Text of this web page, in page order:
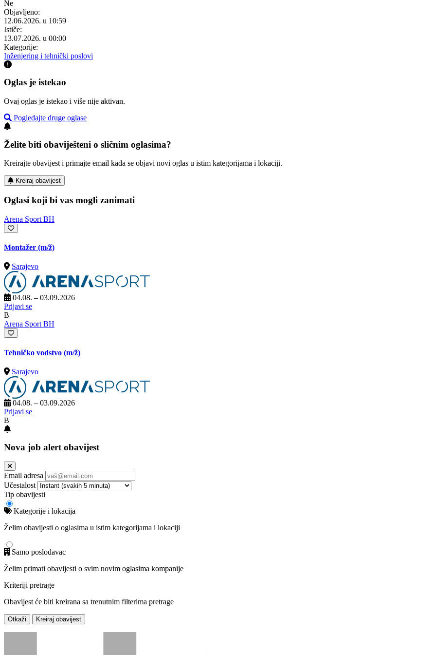
Ne
Objavljeno:
12.06.2026. u 10:59
Ističe:
13.07.2026. u 00:00
Kategorije:
Inženjering i tehnički poslovi
Oglas je istekao
Ovaj oglas je istekao i više nije aktivan.
Pogledajte druge oglase
Želite biti obaviješteni o sličnim oglasima?
Kreirajte obavijest i primajte email kada se objavi novi oglas u istim kategorijama i lokaciji.
Kreiraj obavijest
Oglasi koji bi vas mogli zanimati
Arena Sport BH
Montažer (m/ž)
Sarajevo
04.08. – 03.09.2026
Prijavi se
B
Arena Sport BH
Tehničko vodstvo (m/ž)
Sarajevo
04.08. – 03.09.2026
Prijavi se
B
Nova job alert obavijest
Email adresa
Učestalost
Tip obavijesti
Kategorije i lokacija
Želim obavijesti o oglasima u istim kategorijama i lokaciji
Samo poslodavac
Želim primati obavijesti o svim novim oglasima kompanije
Kriteriji pretrage
Obavijest će biti kreirana sa trenutnim filterima pretrage
Otkaži Kreiraj obavijest